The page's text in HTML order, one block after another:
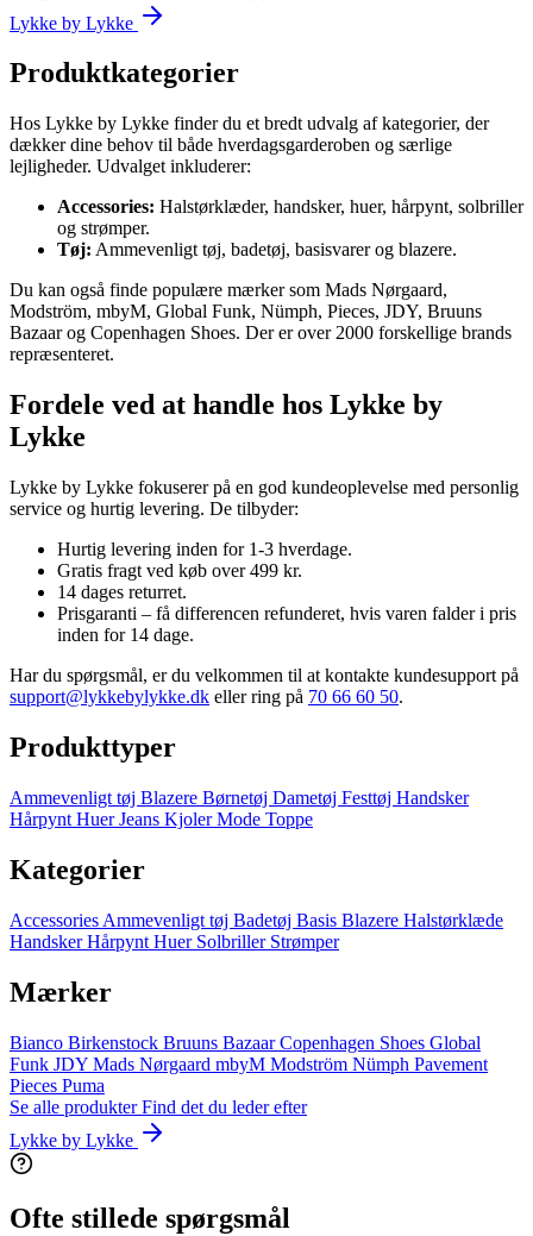
Lykke by Lykke
Produktkategorier
Hos Lykke by Lykke finder du et bredt udvalg af kategorier, der
dækker dine behov til både hverdagsgarderoben og særlige
lejligheder. Udvalget inkluderer:
Accessories: Halstørklæder, handsker, huer, hårpynt, solbriller
og strømper.
Tøj: Ammevenligt tøj, badetøj, basisvarer og blazere.
Du kan også finde populære mærker som Mads Nørgaard,
Modström, mbyM, Global Funk, Nümph, Pieces, JDY, Bruuns
Bazaar og Copenhagen Shoes. Der er over 2000 forskellige brands
repræsenteret.
Fordele ved at handle hos Lykke by
Lykke
Lykke by Lykke fokuserer på en god kundeoplevelse med personlig
service og hurtig levering. De tilbyder:
Hurtig levering inden for 1-3 hverdage.
Gratis fragt ved køb over 499 kr.
14 dages returret.
Prisgaranti – få differencen refunderet, hvis varen falder i pris
inden for 14 dage.
Har du spørgsmål, er du velkommen til at kontakte kundesupport på
support@lykkebylykke.dk eller ring på 70 66 60 50.
Produkttyper
Ammevenligt tøj Blazere Børnetøj Dametøj Festtøj Handsker
Hårpynt HuerJeans KjolerMode Toppe
Kategorier
Accessories Ammevenligt tøj Badetøj Basis Blazere Halstørklæde
HandskerHårpynt Huer Solbriller Strømper
Mærker
Bianco Birkenstock Bruuns BazaarCopenhagen Shoes Global
Funk JDY Mads Nørgaard mbyM Modström Nümph Pavement
Pieces Puma
Se alle produkterFind det du leder efter
Lykke by Lykke
Ofte stillede spørgsmål